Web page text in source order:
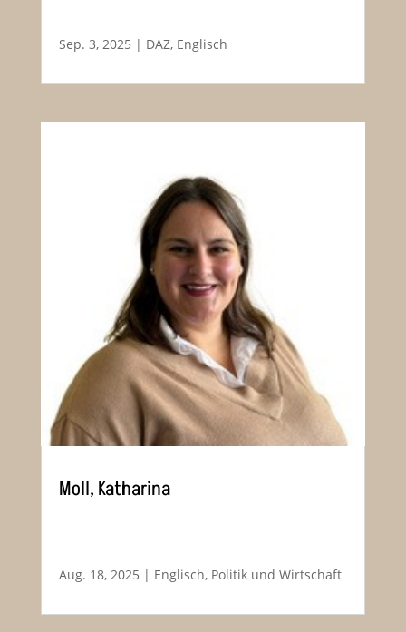
Sep. 3, 2025 | DAZ, Englisch
Moll, Katharina
Aug. 18, 2025 | Englisch, Politik und Wirtschaft